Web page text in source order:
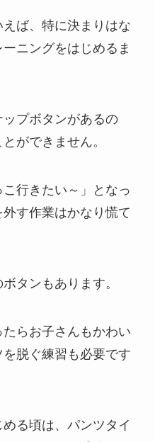
ば、特に決まりはな
ニングをはじめるま
プボタンがあるの
ができません。
行きたい～」となっ
す作業はかなり慌て
タンもあります。
らお子さんもかわい
脱ぐ練習も必要です
る頃は、パンツタイ